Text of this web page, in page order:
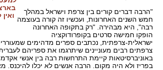
"הרבה דברים קורים בין צרפת וישראל במהלך
חמש השנים האחרונות, ועכשיו זה קורה בעוצמה
רבה", היא מבהירה. "רק בתקופה האחרונה
הופקו חמישה סרטים בקופרודוקציה
ישראלית-צרפתית, נכתבים ספרים מדהימים
צרפתים רבים מעוניינים שיתרגמו את ספריהם
באוניברסיטאות קיימת התרחשות רבה בין אנשי
בפריז ולא היה מקום. הרבה אנשים לא יכלו להיכנס.